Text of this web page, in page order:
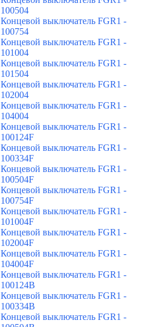
100504
Концевой выключатель FGR1 -
100754
Концевой выключатель FGR1 -
101004
Концевой выключатель FGR1 -
101504
Концевой выключатель FGR1 -
102004
Концевой выключатель FGR1 -
104004
Концевой выключатель FGR1 -
100124F
Концевой выключатель FGR1 -
100334F
Концевой выключатель FGR1 -
100504F
Концевой выключатель FGR1 -
100754F
Концевой выключатель FGR1 -
101004F
Концевой выключатель FGR1 -
102004F
Концевой выключатель FGR1 -
104004F
Концевой выключатель FGR1 -
100124B
Концевой выключатель FGR1 -
100334B
Концевой выключатель FGR1 -